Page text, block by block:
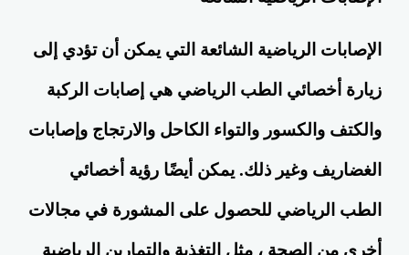
الإصابات الرياضية الشائعة التي يمكن أن تؤدي إلى
زيارة أخصائي الطب الرياضي هي إصابات الركبة
والكتف والكسور والتواء الكاحل والارتجاج وإصابات
الغضاريف وغير ذلك. يمكن أيضًا رؤية أخصائي
الطب الرياضي للحصول على المشورة في مجالات
أخرى من الصحة ، مثل التغذية والتمارين الرياضية